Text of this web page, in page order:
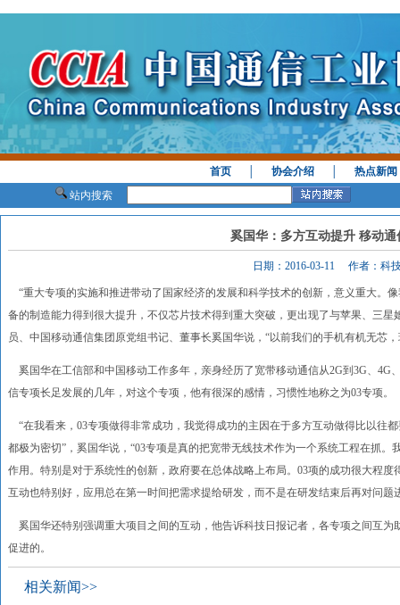
首页 │协会介绍 │热点新闻
站内搜索
奚国华：多方互动提升 移动通
日期：2016-03-11 作者：科
“重大专项的实施和推进带动了国家经济的发展和科学技术的创新，意义重大。
备的制造能力得到很大提升，不仅芯片技术得到重大突破，更出现了与苹果、三
员、中国移动通信集团原党组书记、董事长奚国华说，“以前我们的手机有机无芯
奚国华在工信部和中国移动工作多年，亲身经历了宽带移动通信从2G到3G、4G
信专项长足发展的几年，对这个专项，他有很深的感情，习惯性地称之为03专项。
“在我看来，03专项做得非常成功，我觉得成功的主因在于多方互动做得比以往
都极为密切”，奚国华说，“03专项是真的把宽带无线技术作为一个系统工程在抓
作用。特别是对于系统性的创新，政府要在总体战略上布局。03项的成功很大程
互动也特别好，应用总在第一时间把需求提给研发，而不是在研发结束后再对问题
奚国华还特别强调重大项目之间的互动，他告诉科技日报记者，各专项之间互为
促进的。
相关新闻>>